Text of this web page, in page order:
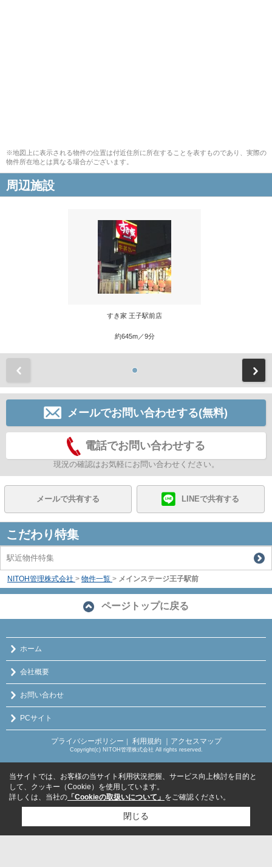
※地図上に表示される物件の位置は付近住所に所在することを表すものであり、実際の
物件所在地とは異なる場合がございます。
周辺施設
すき家 王子駅前店
約645m／9分
メールでお問い合わせする(無料)
電話でお問い合わせする
現況の確認はお気軽にお問い合わせください。
メールで共有する LINEで共有する
こだわり特集
駅近物件特集
NITOH管理株式会社 > 物件一覧 > メインステージ王子駅前
ページトップに戻る
ホーム
会社概要
お問い合わせ
PCサイト
プライバシーポリシー 利用規約 ｜アクセスマップ
Copyright(c) NITOH管理株式会社 All rights reserved.
当サイトでは、お客様の当サイト利用状況把握、サービス向上検討を目的と
して、クッキー（Cookie）を使用しています。
詳しくは、当社の 「Cookieの取扱いについて」 をご確認ください。
閉じる